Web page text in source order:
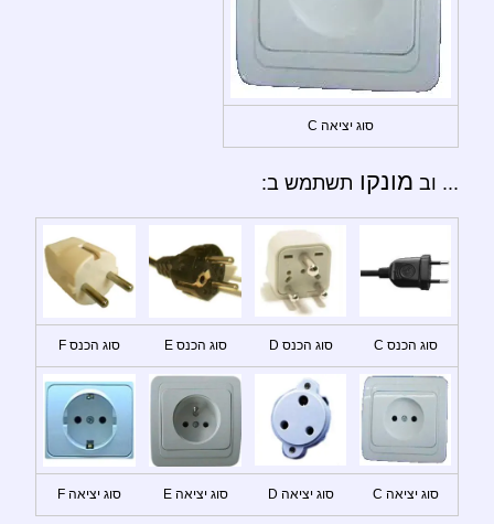
סוג יציאה C
... וב מונקו תשתמש ב:
סוג הכנס C סוג הכנס D סוג הכנס E סוג הכנס F
סוג יציאה C סוג יציאה D סוג יציאה E סוג יציאה F